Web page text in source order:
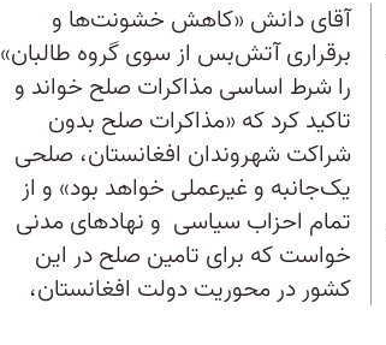
آقای دانش «کاهش خشونت‌ها و
برقراری آتش‌بس از سوی گروه طالبان»
را شرط اساسی مذاکرات صلح خواند و
تاکید کرد که «مذاکرات صلح بدون
شراکت شهروندان افغانستان، صلحی
یک‌جانبه و غیرعملی خواهد بود» و از
تمام احزاب سیاسی و نهاد‌های مدنی
خواست که برای تامین صلح در این
کشور در محوریت دولت افغانستان،